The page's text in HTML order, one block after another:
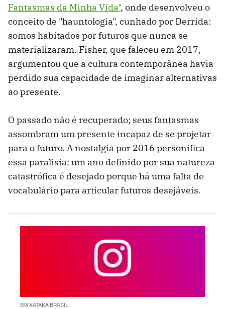
Fantasmas da Minha Vida", onde desenvolveu o
conceito de "hauntologia", cunhado por Derrida:
somos habitados por futuros que nunca se
materializaram. Fisher, que faleceu em 2017,
argumentou que a cultura contemporânea havia
perdido sua capacidade de imaginar alternativas
ao presente.
O passado não é recuperado; seus fantasmas
assombram um presente incapaz de se projetar
para o futuro. A nostalgia por 2016 personifica
essa paralisia: um ano definido por sua natureza
catastrófica é desejado porque há uma falta de
vocabulário para articular futuros desejáveis.
EM XATAKA BRASIL